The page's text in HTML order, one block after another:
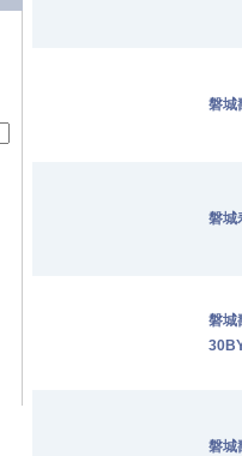
磐
磐
磐
磐